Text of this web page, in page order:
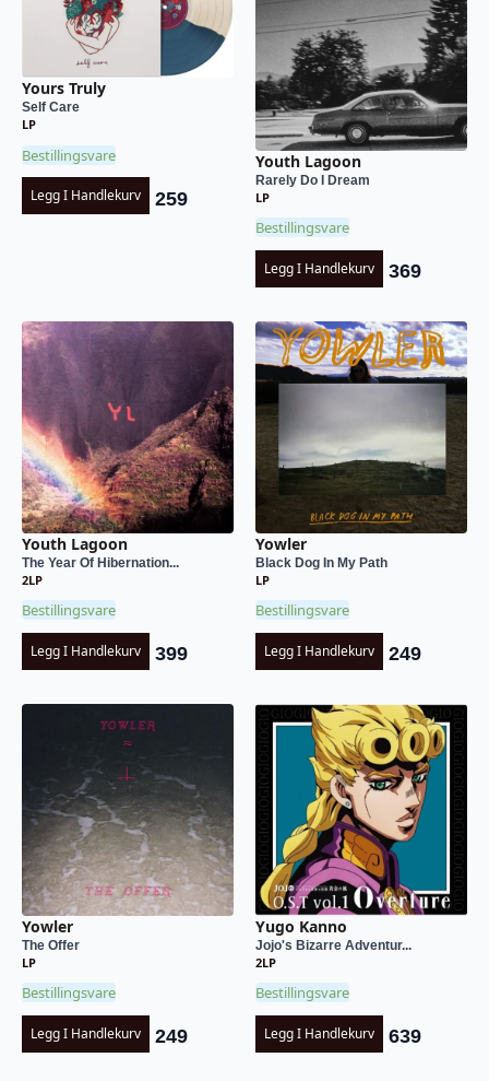
Yours Truly
Self Care
LP
Bestillingsvare
Legg I Handlekurv 259
Youth Lagoon
Rarely Do I Dream
LP
Bestillingsvare
Legg I Handlekurv 369
Youth Lagoon
The Year Of Hibernation...
2LP
Bestillingsvare
Legg I Handlekurv 399
Yowler
Black Dog In My Path
LP
Bestillingsvare
Legg I Handlekurv 249
Yowler
The Offer
LP
Bestillingsvare
Legg I Handlekurv 249
Yugo Kanno
Jojo's Bizarre Adventur...
2LP
Bestillingsvare
Legg I Handlekurv 639